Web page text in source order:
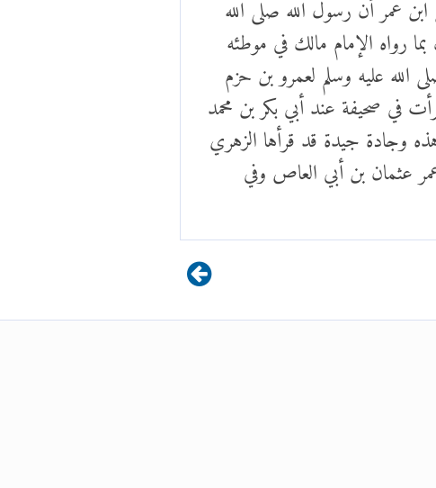
رواه الإمام مالك في موطئه
عليه وسلم لعمرو بن حزم
في صحيفة عند أبي بكر بن محمد
وجادة جيدة قد قرأها الزهري
عثمان بن أبي العاص وفي